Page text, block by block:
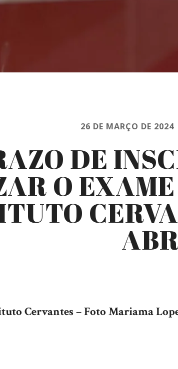
26 DE MARÇO DE 2024
DE
O
Cervantes – Foto Mariama